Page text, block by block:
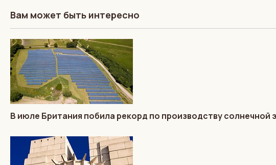
Вам может быть интересно
В июле Британия побила рекорд по производству солнечной